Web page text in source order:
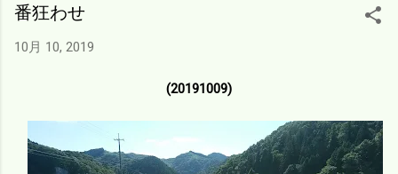
番狂わせ
10月 10, 2019
(20191009)